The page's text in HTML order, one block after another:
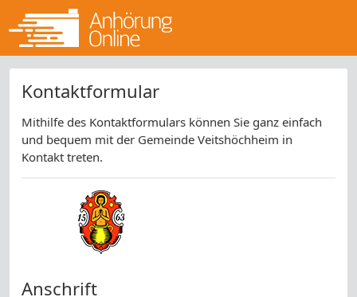
Kontaktformular
Mithilfe des Kontaktformulars können Sie ganz einfach
und bequem mit der Gemeinde Veitshöchheim in
Kontakt treten.
Anschrift